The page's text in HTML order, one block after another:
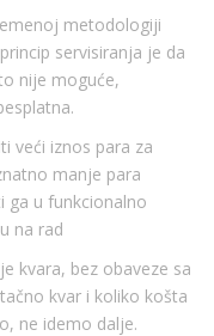
metodologiji
servisiranja je da
nije moguće,
veći iznos para za
manje para
ga u funkcionalno
na rad
kvara, bez obaveze sa
kvar i koliko košta
ne idemo dalje.